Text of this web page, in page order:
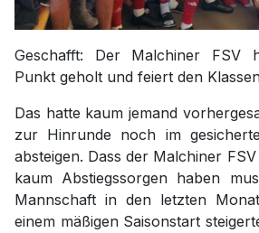
Geschafft: Der Malchiner FSV
Punkt geholt und feiert den
Das hatte kaum jemand
zur Hinrunde noch im
absteigen. Dass der Malchiner
kaum Abstiegssorgen haben
Mannschaft in den letzten
einem mäßigen Saisonstart